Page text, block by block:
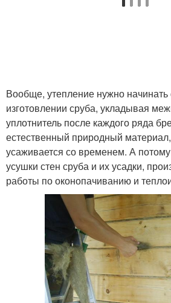
Вообще, утепление нужно
изготовлении сруба, укладывая
уплотнитель после каждого ряда
естественный природный
усаживается со временем. А
усушки стен сруба и их усадки,
работы по оконопачиванию и